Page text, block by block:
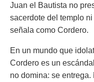
Juan el Bautista no
sacerdote del templo
señala como Cordero.
En un mundo que
Cordero es un
no domina: se